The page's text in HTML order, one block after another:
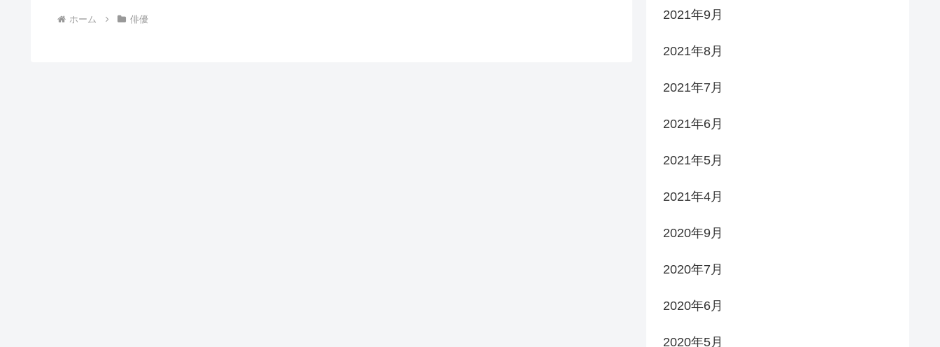
ホーム 俳優 2021年9月
2021年8月
2021年7月
2021年6月
2021年5月
2021年4月
2020年9月
2020年7月
2020年6月
2020年5月